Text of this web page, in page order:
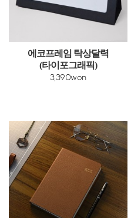
에코프레임 탁상달력
(타이포그래픽)
3,390won